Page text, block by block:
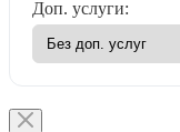
Доп. услуги: